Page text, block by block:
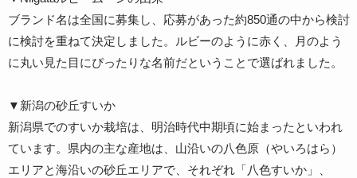
ブランド名は全国に募集し、応募があった約850通の中から検討
に検討を重ねて決定しました。ルビーのように赤く、月のよう
に丸い見た目にぴったりな名前だということで選ばれました。
▼新潟の砂丘すいか
新潟県でのすいか栽培は、明治時代中期頃に始まったといわれ
ています。県内の主な産地は、山沿いの八色原（やいろはら）
エリアと海沿いの砂丘エリアで、それぞれ「八色すいか」、